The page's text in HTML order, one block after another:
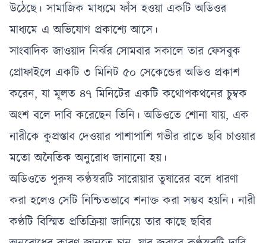
উঠেছে। সামাজিক মাধ্যমে ফাঁস হওয়া একটি অডিওর
মাধ্যমে এ অভিযোগ প্রকাশ্যে আসে।
সাংবাদিক জাওয়াদ নির্ঝর সোমবার সকালে তার ফেসবুক
প্রোফাইলে একটি ৩ মিনিট ৫০ সেকেন্ডের অডিও প্রকাশ
করেন, যা মূলত ৪৭ মিনিটের একটি কথোপকথনের চুম্বক
অংশ বলে দাবি করেছেন তিনি। অডিওতে শোনা যায়, এক
নারীকে কুপ্রস্তাব দেওয়ার পাশাপাশি গভীর রাতে ছবি চাওয়ার
মতো অনৈতিক অনুরোধ জানানো হয়।
অডিওতে পুরুষ কণ্ঠস্বরটি সারোয়ার তুষারের বলে ধারণা
করা হলেও সেটি নিশ্চিতভাবে শনাক্ত করা সম্ভব হয়নি। নারী
কণ্ঠটি বিস্মিত প্রতিক্রিয়া জানিয়ে তার কাছে ছবির